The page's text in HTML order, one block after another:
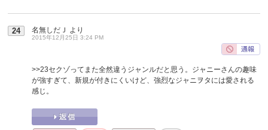
24 名無しだＪ より
2015年12月25日 3:24 PM
>>23セクゾってまた全然違うジャンルだと思う。ジャニーさんの趣味
が強すぎて、新規が付きにくいけど、強烈なジャニヲタには愛される
感じ。